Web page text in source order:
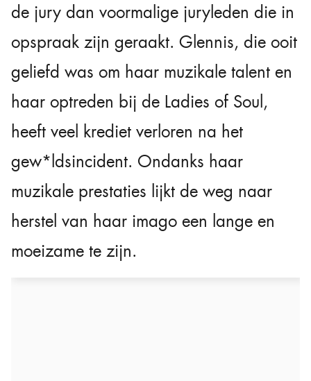
de jury dan voormalige juryleden die in
opspraak zijn geraakt. Glennis, die ooit
geliefd was om haar muzikale talent en
haar optreden bij de Ladies of Soul,
heeft veel krediet verloren na het
gew*ldsincident. Ondanks haar
muzikale prestaties lijkt de weg naar
herstel van haar imago een lange en
moeizame te zijn.